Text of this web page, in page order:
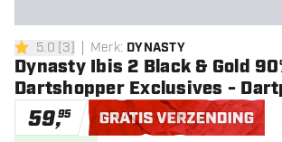
5 score sterren
5.0 [3] Merk: DYNASTY
Dynasty Ibis 2 Black & Gold
Dartshopper Exclusives -
59,95